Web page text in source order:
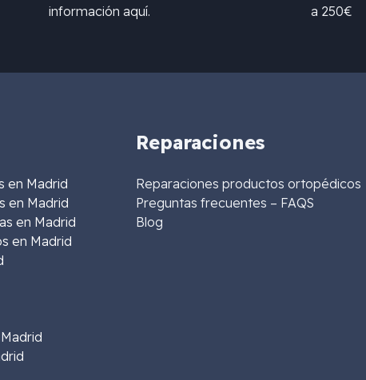
información aquí.
a 250€
en Madrid
en Madrid
en Madrid
en Madrid
Reparaciones
Reparaciones productos ortopédicos
Preguntas frecuentes – FAQS
Blog